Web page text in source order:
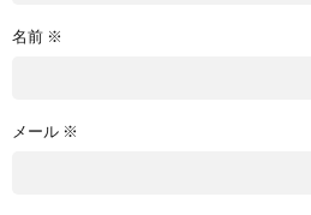
名前 ※
メール ※